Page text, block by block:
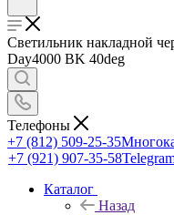
Светильник накладной
Day4000 BK 40deg
Телефоны
+7 (812) 509-25-35
+7 (921) 907-35-58
Каталог
Назад